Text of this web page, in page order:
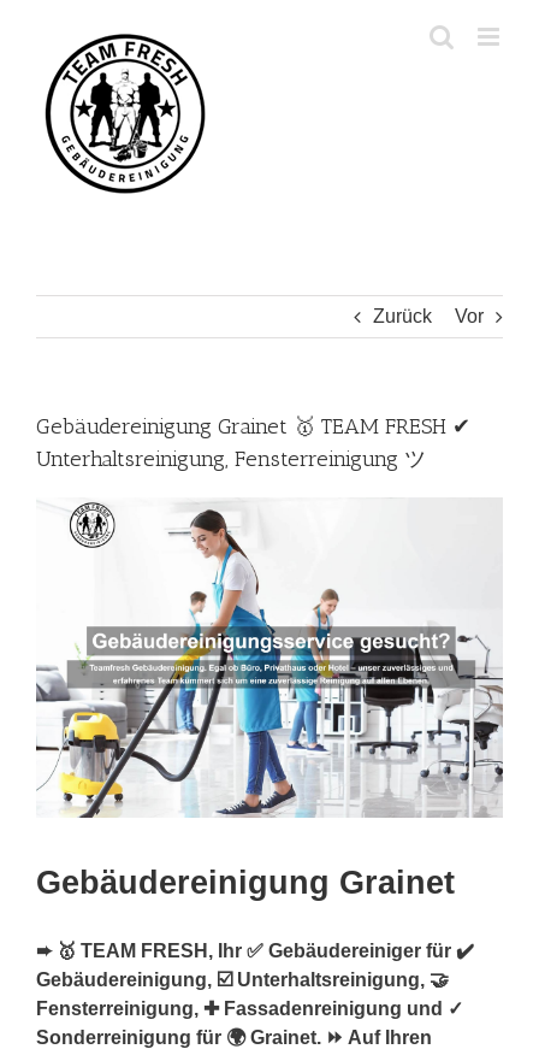
springen
Zurück Vor
Gebäudereinigung Grainet 🥇 TEAM FRESH ✔
Unterhaltsreinigung, Fensterreinigung ツ
Gebäudereinigung Grainet
➨ 🥇 TEAM FRESH, Ihr ✅ Gebäudereiniger für ✔️
Gebäudereinigung, ☑️ Unterhaltsreinigung, 🤝
Fensterreinigung, ✚ Fassadenreinigung und ✓
Sonderreinigung für 🌍 Grainet. ⏩ Auf Ihren